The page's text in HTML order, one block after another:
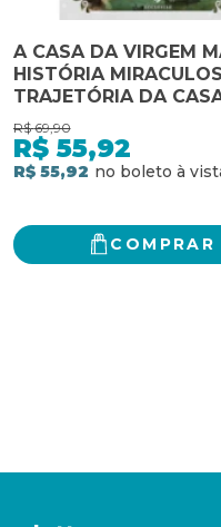
A CASA DA VIRGEM
HISTÓRIA
TRAJETÓRIA DA
NAZARÉ PARA UMA
DA ITÁLIA
R$ 69,90
R$ 55,92
R$ 55,92
COMPRAR